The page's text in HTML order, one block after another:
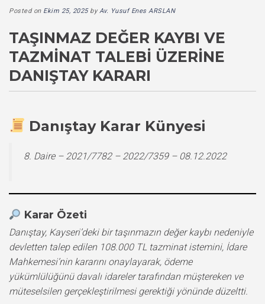
Posted on Ekim 25, 2025byAv. Yusuf Enes ARSLAN
TAŞINMAZ DEĞER KAYBI VE
TAZMINAT TALEBI ÜZERINE
DANIŞTAY KARARI
Danıştay Karar Künyesi
8. Daire – 2021/7782 – 2022/7359 – 08.12.2022
Karar Özeti
Danıştay, Kayseri’deki bir taşınmazın değer kaybı nedeniyle
devletten talep edilen 108.000 TL tazminat istemini, İdare
Mahkemesi’nin kararını onaylayarak, ödeme
yükümlülüğünü davalı idareler tarafından müştereken ve
müteselsilen gerçekleştirilmesi gerektiği yönünde düzeltti.